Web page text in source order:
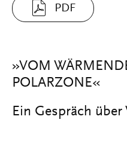
PDF
»VOM
POLARZONE«
Ein Gespräch über